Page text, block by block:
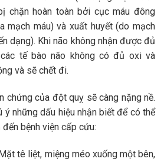
chặn hoàn toàn bởi cục máu đông
mạch máu) và xuất huyết (do mạch
dạng). Khi não không nhận được đủ
tế bào não không có đủ oxi và
và sẽ chết đi.
chứng của đột quỵ sẽ càng nặng nề.
ý những dấu hiệu nhận biết để có thể
bệnh viện cấp cứu:
tê liệt, miệng méo xuống một bên,